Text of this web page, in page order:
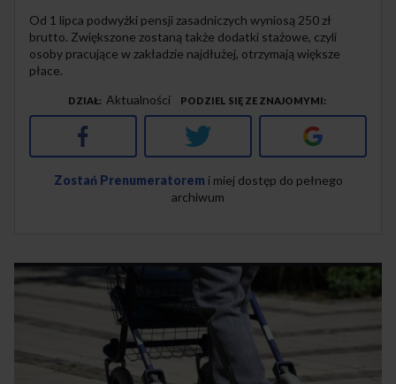
Od 1 lipca podwyżki pensji zasadniczych wyniosą 250 zł
brutto. Zwiększone zostaną także dodatki stażowe, czyli
osoby pracujące w zakładzie najdłużej, otrzymają większe
płace.
DZIAŁ Aktualności PODZIEL SIĘ ZE ZNAJOMYMI
Twitter Google+
Zostań Prenumeratorem i miej dostęp do pełnego
archiwum